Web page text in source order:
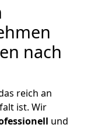
nach
reich an
ist. Wir
und